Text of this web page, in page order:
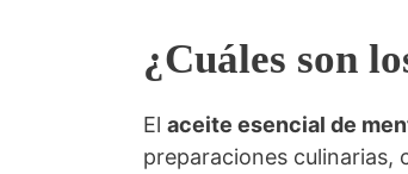
¿Cuáles son
El aceite esencial de
preparaciones culinarias,